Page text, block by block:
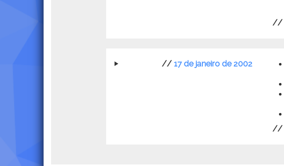
//
// 17 de janeiro de 2002
//